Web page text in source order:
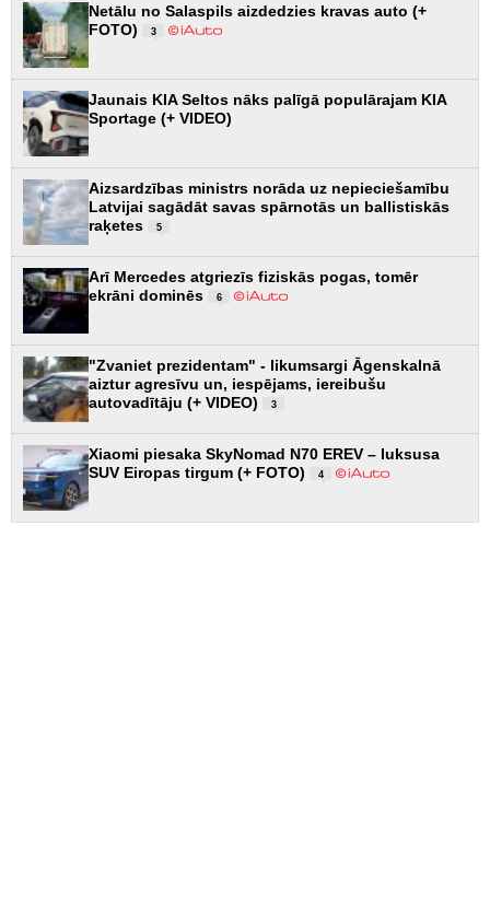
Netālu no Salaspils aizdedzies kravas auto (+
FOTO)
3
Jaunais KIA Seltos nāks palīgā populārajam KIA
Sportage (+ VIDEO)
Aizsardzības ministrs norāda uz nepieciešamību
Latvijai sagādāt savas spārnotās un ballistiskās
raķetes
5
Arī Mercedes atgriezīs fiziskās pogas, tomēr
ekrāni dominēs
6
"Zvaniet prezidentam" - likumsargi Āgenskalnā
aiztur agresīvu un, iespējams, iereibušu
autovadītāju (+ VIDEO)
3
Xiaomi piesaka SkyNomad N70 EREV – luksusa
SUV Eiropas tirgum (+ FOTO)
4